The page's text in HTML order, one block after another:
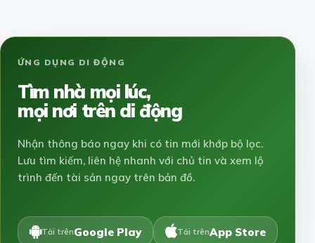
ỨNG DỤNG DI ĐỘNG
Tìm nhà mọi lúc,
mọi nơi trên di động
Nhận thông báo ngay khi có tin mới khớp bộ lọc.
Lưu tìm kiếm, liên hệ nhanh với chủ tin và xem lộ
trình đến tài sản ngay trên bản đồ.
Tải trênGoogle Play Tải trênApp Store